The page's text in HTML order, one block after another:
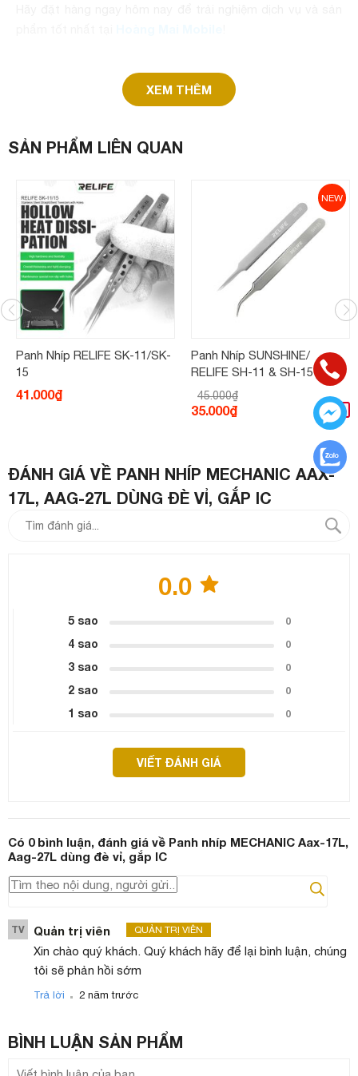
XEM THÊM
SẢN PHẨM LIÊN QUAN
Panh Nhíp RELIFE SK-11/SK-
15
41.000₫
NEW
Panh Nhíp SUNSHINE/
RELIFE SH-11 & SH-15
45.000₫
35.000₫ -22%
ĐÁNH GIÁ VỀ PANH NHÍP MECHANIC AAX-
17L, AAG-27L DÙNG ĐÈ VỈ, GẮP IC
0.0
5 sao 0
4 sao 0
3 sao 0
2 sao 0
1 sao 0
VIẾT ĐÁNH GIÁ
Có 0bình luận, đánh giá về Panh nhíp MECHANIC Aax-17L,
Aag-27L dùng đè vỉ, gắp IC
TV Quản trị viên QUẢN TRỊ VIÊN
Xin chào quý khách. Quý khách hãy để lại bình luận, chúng
tôi sẽ phản hồi sớm
Trả lời . 2 năm trước
BÌNH LUẬN SẢN PHẨM